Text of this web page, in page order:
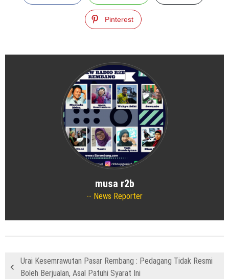
Pinterest
musa r2b
News Reporter
Urai Kesemrawutan Pasar Rembang : Pedagang Tidak Resmi
Boleh Berjualan, Asal Patuhi Syarat Ini